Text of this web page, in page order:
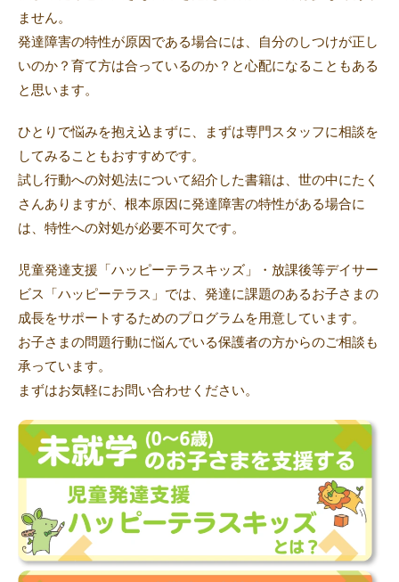
ません。
発達障害の特性が原因である場合には、自分のしつけが正し
いのか？育て方は合っているのか？と心配になることもある
と思います。
ひとりで悩みを抱え込まずに、まずは専門スタッフに相談を
してみることもおすすめです。
試し行動への対処法について紹介した書籍は、世の中にたく
さんありますが、根本原因に発達障害の特性がある場合に
は、特性への対処が必要不可欠です。
児童発達支援「ハッピーテラスキッズ」・放課後等デイサー
ビス「ハッピーテラス」では、発達に課題のあるお子さまの
成長をサポートするためのプログラムを用意しています。
お子さまの問題行動に悩んでいる保護者の方からのご相談も
承っています。
まずはお気軽にお問い合わせください。